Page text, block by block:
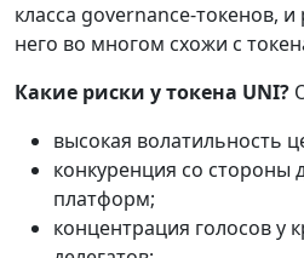
класса governance-токенов,
него во многом схожи с
Какие риски у токена UNI?
высокая волатильность
конкуренция со стороны
платформ;
концентрация голосов у